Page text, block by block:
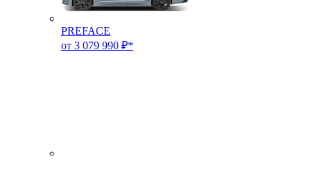
PREFACE
от 3 079 990 ₽*